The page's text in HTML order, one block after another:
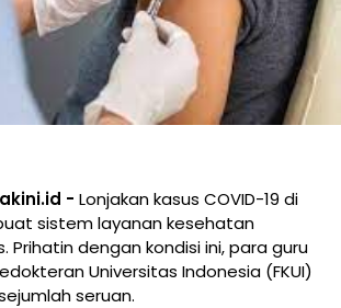
- Lonjakan kasus COVID-19 di
sistem layanan kesehatan
Prihatin dengan kondisi ini, para guru
Universitas Indonesia (FKUI)
seruan.